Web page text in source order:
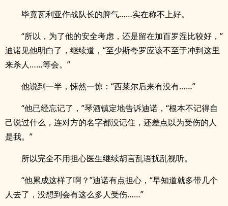
毕竟瓦利亚作战队长的脾气……实在称不上好。
“所以，为了他的安全考虑，还是留在加百罗涅比较好，”
迪诺见他明白了，继续道，“至少斯夸罗应该不至于冲到这里
来杀人……等会。”
他说到一半，悚然一惊：“西莱尔后来有没有……”
“他已经忘记了，”琴酒镇定地告诉迪诺，“根本不记得自
己说过什么，连对方的名字都没记住，还差点以为受伤的人
是我。”
所以完全不用担心医生继续胡言乱语扰乱视听。
“他累成这样了啊？”迪诺有点担心，“早知道就多带几个
人去了，没想到会有这么多人受伤……”